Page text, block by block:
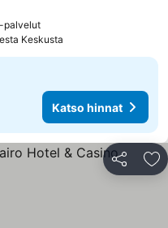
palvelut
Keskusta
Katso hinnat
Jaa